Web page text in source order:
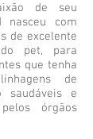
de seu
nasceu com
de excelente
pet, para
que tenha
de
saudáveis e
órgãos